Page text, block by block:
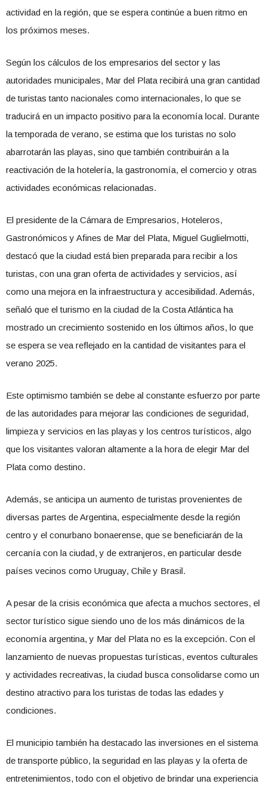
actividad en la región, que se espera continúe a buen ritmo en
los próximos meses.
Según los cálculos de los empresarios del sector y las
autoridades municipales, Mar del Plata recibirá una gran cantidad
de turistas tanto nacionales como internacionales, lo que se
traducirá en un impacto positivo para la economía local. Durante
la temporada de verano, se estima que los turistas no solo
abarrotarán las playas, sino que también contribuirán a la
reactivación de la hotelería, la gastronomía, el comercio y otras
actividades económicas relacionadas.
El presidente de la Cámara de Empresarios, Hoteleros,
Gastronómicos y Afines de Mar del Plata, Miguel Guglielmotti,
destacó que la ciudad está bien preparada para recibir a los
turistas, con una gran oferta de actividades y servicios, así
como una mejora en la infraestructura y accesibilidad. Además,
señaló que el turismo en la ciudad de la Costa Atlántica ha
mostrado un crecimiento sostenido en los últimos años, lo que
se espera se vea reflejado en la cantidad de visitantes para el
verano 2025.
Este optimismo también se debe al constante esfuerzo por parte
de las autoridades para mejorar las condiciones de seguridad,
limpieza y servicios en las playas y los centros turísticos, algo
que los visitantes valoran altamente a la hora de elegir Mar del
Plata como destino.
Además, se anticipa un aumento de turistas provenientes de
diversas partes de Argentina, especialmente desde la región
centro y el conurbano bonaerense, que se beneficiarán de la
cercanía con la ciudad, y de extranjeros, en particular desde
países vecinos como Uruguay, Chile y Brasil.
A pesar de la crisis económica que afecta a muchos sectores, el
sector turístico sigue siendo uno de los más dinámicos de la
economía argentina, y Mar del Plata no es la excepción. Con el
lanzamiento de nuevas propuestas turísticas, eventos culturales
y actividades recreativas, la ciudad busca consolidarse como un
destino atractivo para los turistas de todas las edades y
condiciones.
El municipio también ha destacado las inversiones en el sistema
de transporte público, la seguridad en las playas y la oferta de
entretenimientos, todo con el objetivo de brindar una experiencia